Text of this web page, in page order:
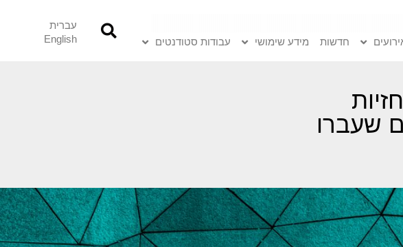
חדשות מידע שימושי עבודות סטודנטים
עברית
English
שעברו